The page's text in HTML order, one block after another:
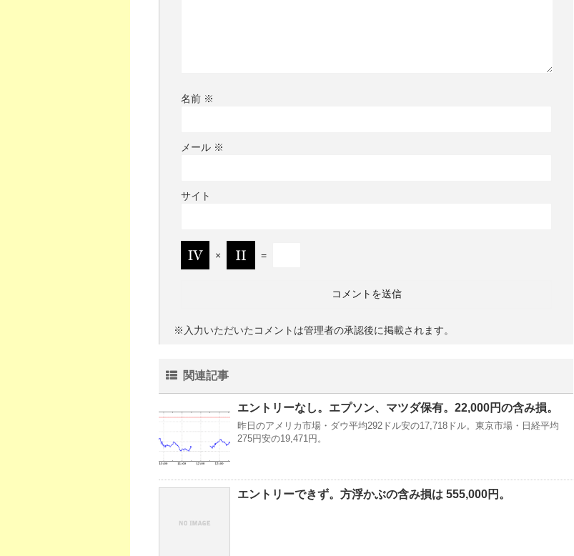
名前 ※
メール ※
サイト
× =
※入力いただいたコメントは管理者の承認後に掲載されます。
関連記事
エントリーなし。エプソン、マツダ保有。22,000円の含み損。
昨日のアメリカ市場・ダウ平均292ドル安の17,718ドル。東京市場・日経平均
275円安の19,471円。
エントリーできず。方浮かぶの含み損は 555,000円。